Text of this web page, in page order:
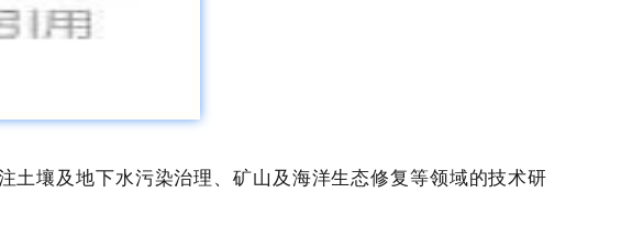
土壤及地下水污染治理、矿山及海洋生态修复等领域的技术研